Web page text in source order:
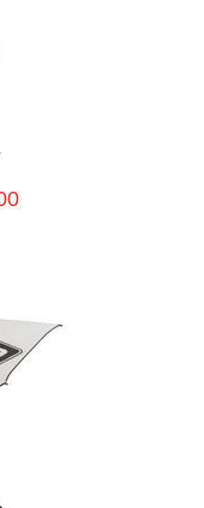
mit orangefarbenem
Ihre Golfschläger und
vor Nässe und